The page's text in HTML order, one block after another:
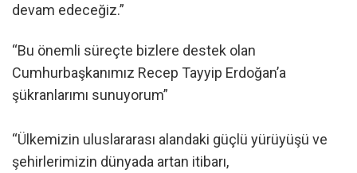
devam edeceğiz.”
“Bu önemli süreçte bizlere destek olan
Cumhurbaşkanımız Recep Tayyip Erdoğan’a
şükranlarımı sunuyorum”
“Ülkemizin uluslararası alandaki güçlü yürüyüşü ve
şehirlerimizin dünyada artan itibarı,